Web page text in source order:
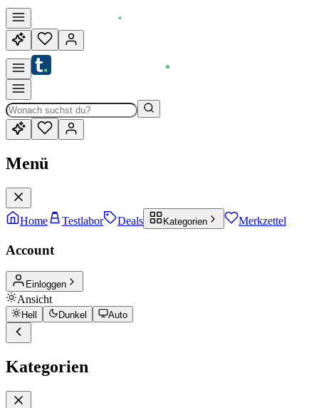
Menü
Home Testlabor Deals Kategorien Merkzettel
Account
Einloggen
Ansicht
Hell Dunkel Auto
Kategorien